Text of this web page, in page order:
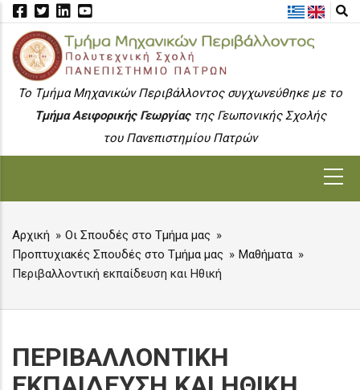
Skip
main
content
To Τμήμα Μηχανικών Περιβάλλοντος συγχωνεύθηκε με το
Τμήμα Αειφορικής Γεωργίαςτης Γεωπονικής Σχολής
του Πανεπιστημίου Πατρών
BREADCRUMB
Αρχική
Οι Σπουδές στο Τμήμα μας
Προπτυχιακές Σπουδές στο Τμήμα μας
Μαθήματα
Περιβαλλοντική εκπαίδευση και Ηθική
ΠΕΡΙΒΑΛΛΟΝΤΙΚΗ